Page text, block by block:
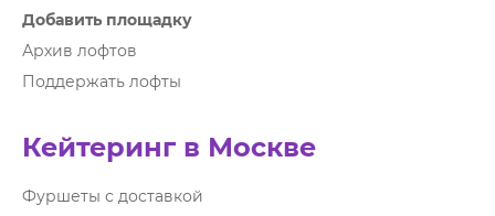
Добавить площадку
Архив лофтов
Поддержать лофты
Кейтеринг в Москве
Фуршеты с доставкой